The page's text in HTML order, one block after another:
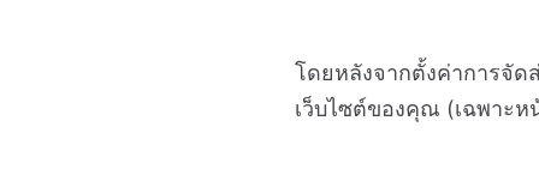
โดยหลังจากตั้งค่าการจัด
เว็บไซต์ของคุณ (เฉพาะห